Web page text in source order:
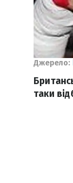
Джерело:
таки